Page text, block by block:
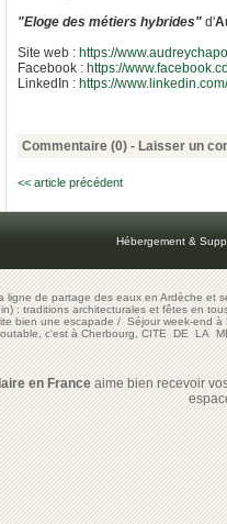
"Eloge des métiers hybrides" d'
Site web : https://
Facebook : https://
LinkedIn : https://
Commentaire (0) - Laisser un
<< article précédent
Hébergement &
ligne de partage des eaux en Ardèche et
: traditions architecturales et fêtes en
bien une escapade/Séjour week-end à
c'est à Cherbourg, CITE DE LA
en Franceaime bien recevoir